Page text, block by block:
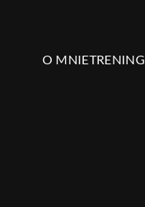
O MNIETRENING